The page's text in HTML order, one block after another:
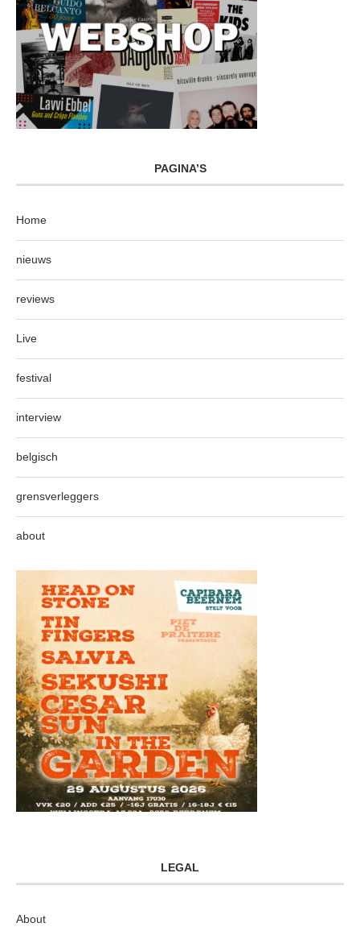
PAGINA’S
Home
nieuws
reviews
Live
festival
interview
belgisch
grensverleggers
about
LEGAL
About